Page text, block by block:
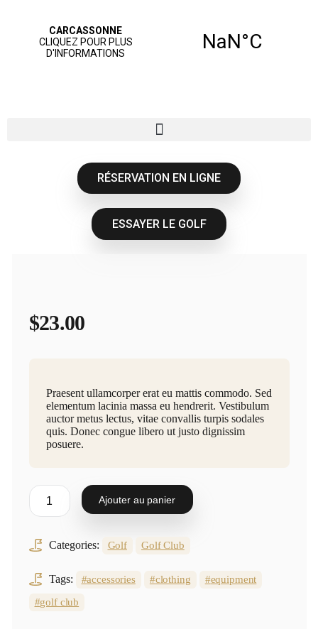
RÉSERVATION EN LIGNE
ESSAYER LE GOLF
$23.00
Praesent ullamcorper erat eu mattis commodo. Sed
elementum lacinia massa eu hendrerit. Vestibulum
auctor metus lectus, vitae convallis turpis sodales
quis. Donec congue libero ut justo dignissim
posuere.
Ajouter au panier
Categories: Golf Golf Club
Tags: accessories clothing
equipment
golf club